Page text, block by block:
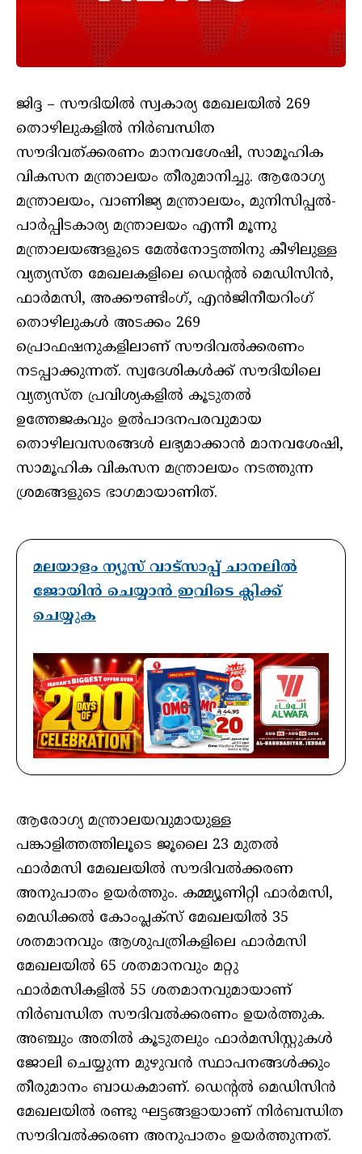
ജിദ്ദ – സൗദിയില്‍ സ്വകാര്യ മേഖലയില്‍ 269
തൊഴിലുകളില്‍ നിര്‍ബന്ധിത
സൗദിവത്ക്കരണം മാനവശേഷി, സാമൂഹിക
വികസന മന്ത്രാലയം തീരുമാനിച്ചു. ആരോഗ്യ
മന്ത്രാലയം, വാണിജ്യ മന്ത്രാലയം, മുനിസിപ്പല്‍-
പാര്‍പ്പിടകാര്യ മന്ത്രാലയം എന്നീ മൂന്നു
മന്ത്രാലയങ്ങളുടെ മേല്‍നോട്ടത്തിനു കീഴിലുള്ള
വ്യത്യസ്ത മേഖലകളിലെ ഡെന്റല്‍ മെഡിസിന്‍,
ഫാര്‍മസി, അക്കൗണ്ടിംഗ്, എന്‍ജിനീയറിംഗ്
തൊഴിലുകള്‍ അടക്കം 269
പ്രൊഫഷനുകളിലാണ് സൗദിവല്‍ക്കരണം
നടപ്പാക്കുന്നത്. സ്വദേശികള്‍ക്ക് സൗദിയിലെ
വ്യത്യസ്ത പ്രവിശ്യകളില്‍ കൂടുതല്‍
ഉത്തേജകവും ഉല്‍പാദനപരവുമായ
തൊഴിലവസരങ്ങള്‍ ലഭ്യമാക്കാന്‍ മാനവശേഷി,
സാമൂഹിക വികസന മന്ത്രാലയം നടത്തുന്ന
ശ്രമങ്ങളുടെ ഭാഗമായാണിത്.
മലയാളം ന്യൂസ് വാട്സാപ്പ് ചാനലിൽ
ജോയിൻ ചെയ്യാൻ ഇവിടെ ക്ലിക്ക്
ചെയ്യുക
ആരോഗ്യ മന്ത്രാലയവുമായുള്ള
പങ്കാളിത്തത്തിലൂടെ ജൂലൈ 23 മുതല്‍
ഫാര്‍മസി മേഖലയില്‍ സൗദിവല്‍ക്കരണ
അനുപാതം ഉയര്‍ത്തും. കമ്മ്യൂണിറ്റി ഫാര്‍മസി,
മെഡിക്കല്‍ കോംപ്ലക്‌സ് മേഖലയില്‍ 35
ശതമാനവും ആശുപത്രികളിലെ ഫാര്‍മസി
മേഖലയില്‍ 65 ശതമാനവും മറ്റു
ഫാര്‍മസികളില്‍ 55 ശതമാനവുമായാണ്
നിര്‍ബന്ധിത സൗദിവല്‍ക്കരണം ഉയര്‍ത്തുക.
അഞ്ചും അതില്‍ കൂടുതലും ഫാര്‍മസിസ്റ്റുകള്‍
ജോലി ചെയ്യുന്ന മുഴുവന്‍ സ്ഥാപനങ്ങള്‍ക്കും
തീരുമാനം ബാധകമാണ്. ഡെന്റല്‍ മെഡിസിന്‍
മേഖലയില്‍ രണ്ടു ഘട്ടങ്ങളായാണ് നിര്‍ബന്ധിത
സൗദിവല്‍ക്കരണ അനുപാതം ഉയര്‍ത്തുന്നത്.